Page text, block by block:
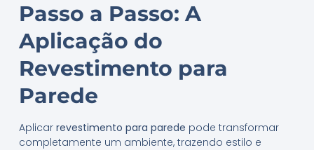
Passo a Passo: A
Aplicação do
Revestimento para
Parede
Aplicar revestimento para parede pode transformar
completamente um ambiente, trazendo estilo e